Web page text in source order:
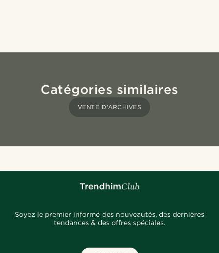
Catégories similaires
VENTE D'ARCHIVES
Soyez le premier informé des nouveautés, des dernières
tendances & des offres spéciales.